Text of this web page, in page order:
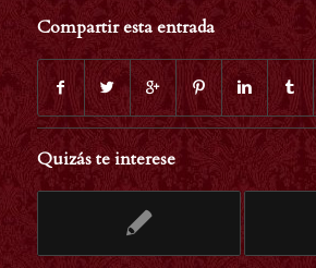
Compartir esta entrada
Quizás te interese